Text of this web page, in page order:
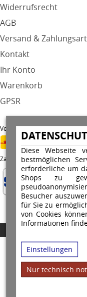
Diese Webseite
bestmöglichen
erforderliche um
Shops zu
Besucher
für Sie zu
von Cookies
Informationen
Einstellungen
Nur technisch
Widerrufsrecht
AGB
Versand &
Kontakt
Ihr Konto
Warenkorb
GPSR
Versandunternehmen
Zahlungsarten
Copyright © 2026